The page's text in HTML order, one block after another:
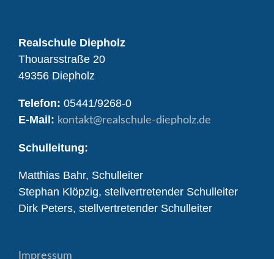
Realschule Diepholz
Thouarsstraße 20
49356 Diepholz
Telefon: 05441/9268-0
E-Mail: kontakt@realschule-diepholz.de
Schulleitung:
Matthias Bahr, Schulleiter
Stephan Klöpzig, stellvertretender Schulleiter
Dirk Peters, stellvertretender Schulleiter
Impressum